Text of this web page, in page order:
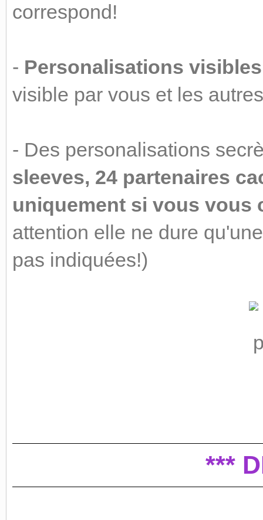
correspond!
- Personalisations
visible par vous et les
- Des personalisations
sleeves, 24 partenaires
uniquement si vous vous
attention elle ne dure
pas indiquées!)
***